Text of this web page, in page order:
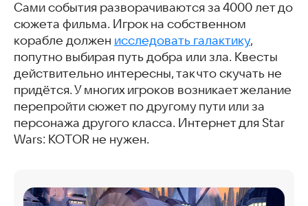
Сами события разворачиваются за 4000 лет до
сюжета фильма. Игрок на собственном
корабле должен исследовать галактику,
попутно выбирая путь добра или зла. Квесты
действительно интересны, так что скучать не
придётся. У многих игроков возникает желание
перепройти сюжет по другому пути или за
персонажа другого класса. Интернет для Star
Wars: KOTOR не нужен.